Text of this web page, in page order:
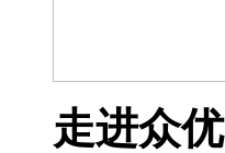
走进众优